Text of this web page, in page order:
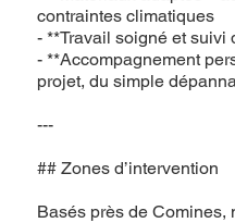
contraintes climatiques
- **Travail soigné et suivi
- **Accompagnement
projet, du simple
---
## Zones d’intervention
Basés près de Comines,